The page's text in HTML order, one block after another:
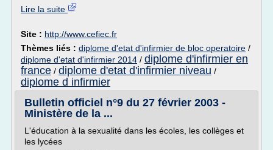
Lire la suite
Site : http://www.cefiec.fr
Thèmes liés : diplome d'etat d'infirmier de bloc operatoire /
diplome d'etat d'infirmier 2014 / diplome d'infirmier en
france / diplome d'etat d'infirmier niveau /
diplome d infirmier
Bulletin officiel n°9 du 27 février 2003 -
Ministère de la ...
L'éducation à la sexualité dans les écoles, les collèges et
les lycées